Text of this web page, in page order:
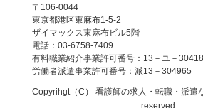
〒106-0044
東京都港区東麻布1-5-2
ザイマックス東麻布ビル5階
電話：03-6758-7409
有料職業紹介事業許可番号：13－ユ－
労働者派遣事業許可番号：派13－304965
Copyrihgt（C） 看護師の求人・転職・派遣
reserved.